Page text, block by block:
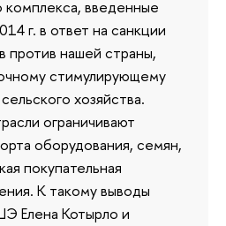
введенные
г. в ответ на санкции
нашей страны,
стимулирующему
хозяйства.
ограничивают
оборудования, семян,
покупательная
К такому выводы
Елена Котырло и